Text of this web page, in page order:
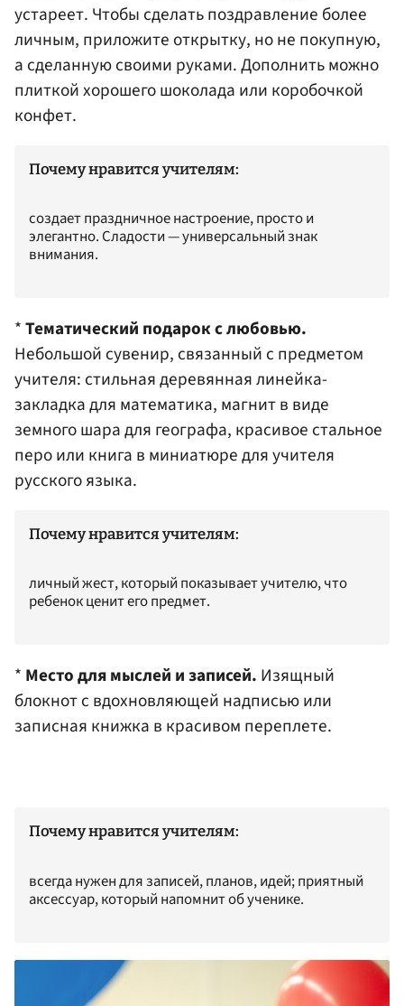
устареет. Чтобы сделать поздравление более
личным, приложите открытку, но не покупную,
а сделанную своими руками. Дополнить можно
плиткой хорошего шоколада или коробочкой
конфет.
Почему нравится учителям:
создает праздничное настроение, просто и
элегантно. Сладости — универсальный знак
внимания.
*Тематический подарок с любовью.
Небольшой сувенир, связанный с предметом
учителя: стильная деревянная линейка-
закладка для математика, магнит в виде
земного шара для географа, красивое стальное
перо или книга в миниатюре для учителя
русского языка.
Почему нравится учителям:
личный жест, который показывает учителю, что
ребенок ценит его предмет.
* Место для мыслей и записей. Изящный
блокнот с вдохновляющей надписью или
записная книжка в красивом переплете.
Почему нравится учителям:
всегда нужен для записей, планов, идей; приятный
аксессуар, который напомнит об ученике.